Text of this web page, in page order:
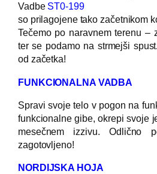
Vadbe ST0-199
so prilagojene tako začetnikom
Tečemo po naravnem terenu –
ter se podamo na strmejši
od začetka!
FUNKCIONALNA VADBA
Spravi svoje telo v pogon na
funkcionalne gibe, okrepi svoje
mesečnem izzivu. Odlično
zagotovljeno!
NORDIJSKA HOJA